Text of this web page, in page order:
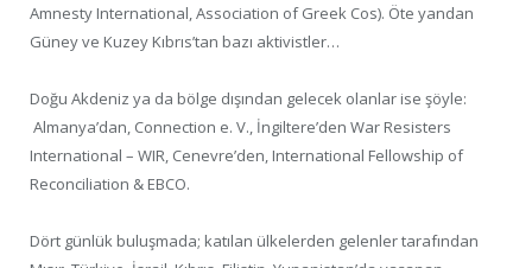
Amnesty International, Association of Greek Cos). Öte yandan
Güney ve Kuzey Kıbrıs’tan bazı aktivistler…
Doğu Akdeniz ya da bölge dışından gelecek olanlar ise şöyle:
Almanya’dan, Connection e. V., İngiltere’den War Resisters
International – WIR, Cenevre’den, International Fellowship of
Reconciliation & EBCO.
Dört günlük buluşmada; katılan ülkelerden gelenler tarafından